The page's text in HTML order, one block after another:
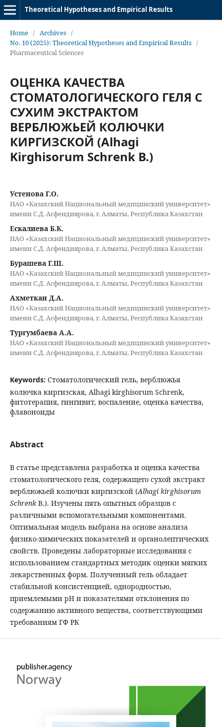
Theoretical Hypotheses and Empirical Results
Home / Archives /
No. 10 (2025): Theoretical Hypotheses and Empirical Results /
Pharmaceutical Sciences
ОЦЕНКА КАЧЕСТВА
СТОМАТОЛОГИЧЕСКОГО ГЕЛЯ С
СУХИМ ЭКСТРАКТОМ
ВЕРБЛЮЖЬЕЙ КОЛЮЧКИ
КИРГИЗСКОЙ (Alhagi
Kirghisorum Schrenk В.)
Устенова Г.О.
НАО «Казахский Национальный медицинский университет»
имени С.Д. Асфендиярова, г. Алматы, Республика Казахстан
Ескалиева Б.К.
НАО «Казахский Национальный медицинский университет»
имени С.Д. Асфендиярова, г. Алматы, Республика Казахстан
Бурашева Г.Ш.
НАО «Казахский Национальный медицинский университет»
имени С.Д. Асфендиярова, г. Алматы, Республика Казахстан
Ахметкан Д.А.
НАО «Казахский Национальный медицинский университет»
имени С.Д. Асфендиярова, г. Алматы, Республика Казахстан
Тургумбаева А.А.
НАО «Казахский Национальный медицинский университет»
имени С.Д. Асфендиярова, г. Алматы, Республика Казахстан
Keywords: Стоматологический гель, верблюжья
колючка киргизская, Alhagi kirghisorum Schrenk,
фитотерапия, гингивит, воспаление, оценка качества,
флавоноиды
Abstract
В статье представлена разработка и оценка качества
стоматологического геля, содержащего сухой экстракт
верблюжьей колючки киргизской (Alhagi kirghisorum
SchrenkВ.). Изучены пять опытных образцов с
различными вспомогательными компонентами.
Оптимальная модель выбрана на основе анализа
физико-химических показателей и органолептических
свойств. Проведены лабораторные исследования с
использованием стандартных методик оценки мягких
лекарственных форм. Полученный гель обладает
стабильной консистенцией, однородностью,
приемлемыми рН и показателями отклонения по
содержанию активного вещества, соответствующими
требованиям ГФ РК